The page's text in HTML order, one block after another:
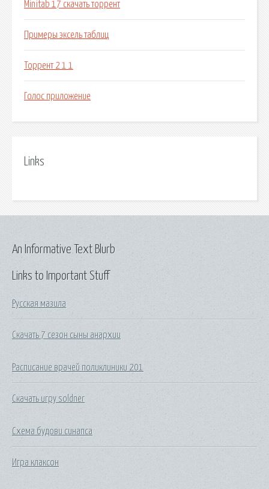
Minitab 17 скачать торрент
Примеры эксель таблиц
Торрент 2 1 1
Голос приложение
Links
Links to Important Stuff
Русская мазила
Скачать 7 сезон сыны анархии
Расписание врачей поликлиники 201
Скачать игру soldner
Схема будови синапса
Игра клаксон
An Informative Text Blurb